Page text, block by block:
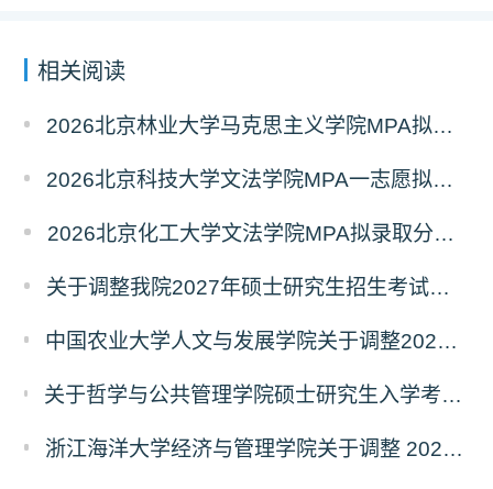
相关阅读
2026北京林业大学马克思主义学院MPA拟录取分析解读
2026北京科技大学文法学院MPA一志愿拟录取分析解读
2026北京化工大学文法学院MPA拟录取分析解读
关于调整我院2027年硕士研究生招生考试科目及参考书的通知
中国农业大学人文与发展学院关于调整2027年硕士研究生招生考试初试科目的通知
关于哲学与公共管理学院硕士研究生入学考试（初试） 考试科目及参考书目变更的通知（二）
浙江海洋大学经济与管理学院关于调整 2027年硕士研究生招生考试初试科目的公告